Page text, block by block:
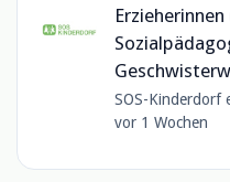
SOS-Kinderdorf
vor 1 Wochen